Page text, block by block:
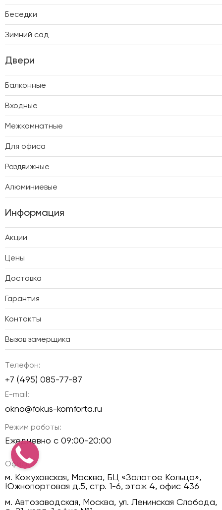
Беседки
Зимний сад
Двери
Балконные
Входные
Межкомнатные
Для офиса
Раздвижные
Алюминиевые
Информация
Акции
Цены
Доставка
Гарантия
Контакты
Вызов замерщика
Телефон:
+7 (495) 085-77-87
E-mail:
okno@fokus-komforta.ru
Режим работы:
Ежедневно с 09:00-20:00
Офисы:
м. Кожуховская, Москва, БЦ «Золотое Кольцо»,
Южнопортовая д.5, стр. 1-6, этаж 4, офис 436
м. Автозаводская, Москва, ул. Ленинская Слобода,